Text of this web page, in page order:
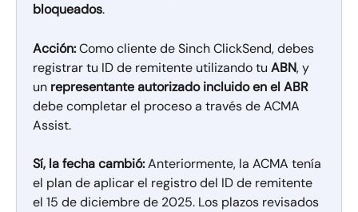
bloqueados.
Acción: Como cliente de Sinch ClickSend, debes
registrar tu ID de remitente utilizando tu ABN, y
un representante autorizado incluido en el ABR
debe completar el proceso a través de ACMA
Assist.
Sí, la fecha cambió: Anteriormente, la ACMA tenía
el plan de aplicar el registro del ID de remitente
el 15 de diciembre de 2025. Los plazos revisados